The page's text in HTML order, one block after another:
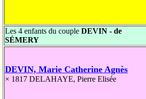
Les 4 enfants du couple DEVIN - de
SÉMERY
DEVIN, Marie Catherine Agnès
× 1817 DELAHAYE, Pierre Elisée